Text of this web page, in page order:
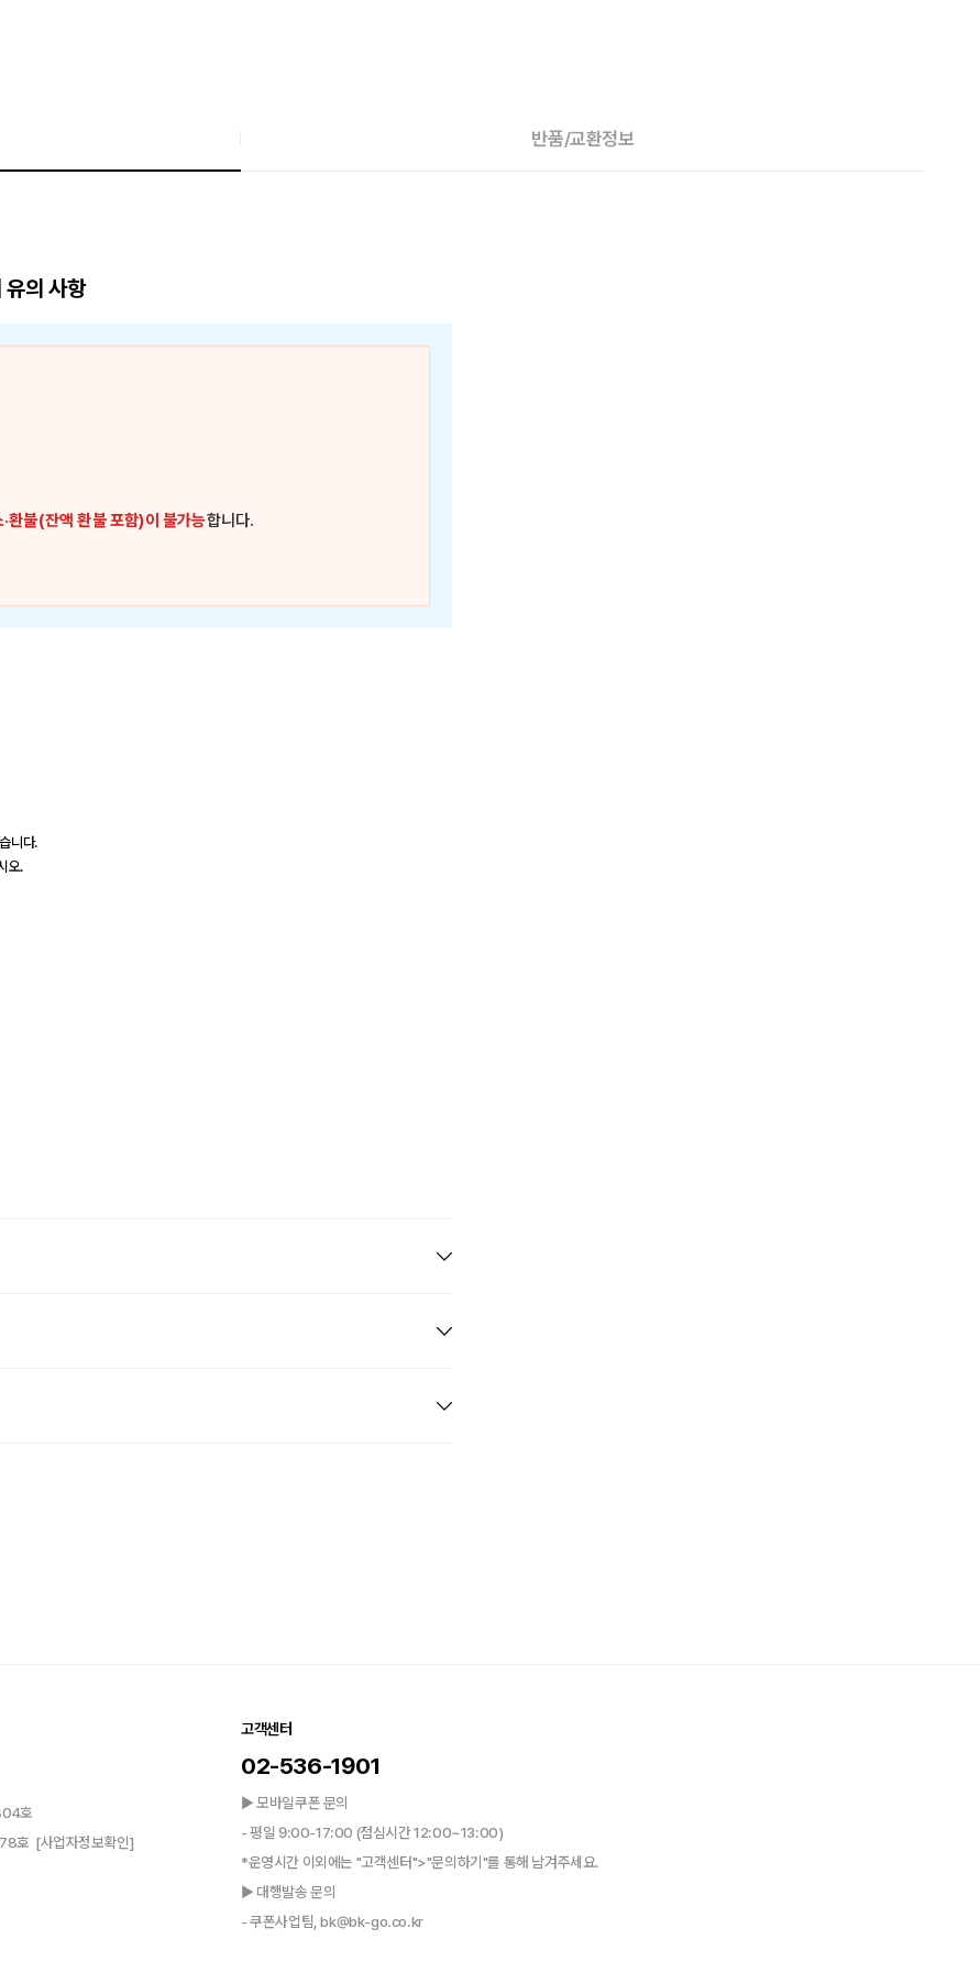
반품/교환정보
유의 사항
환불(잔액 환불 포함)이 불가능합니다.
니다.
오.
호
호 [사업자정보확인]
고객센터
02-536-1901
▶ 모바일쿠폰 문의
- 평일 9:00-17:00 (점심시간 12:00~13:00)
*운영시간 이외에는 "고객센터">"문의하기"를 통해 남겨주세요.
▶ 대행발송 문의
- 쿠폰사업팀, bk@bk-go.co.kr